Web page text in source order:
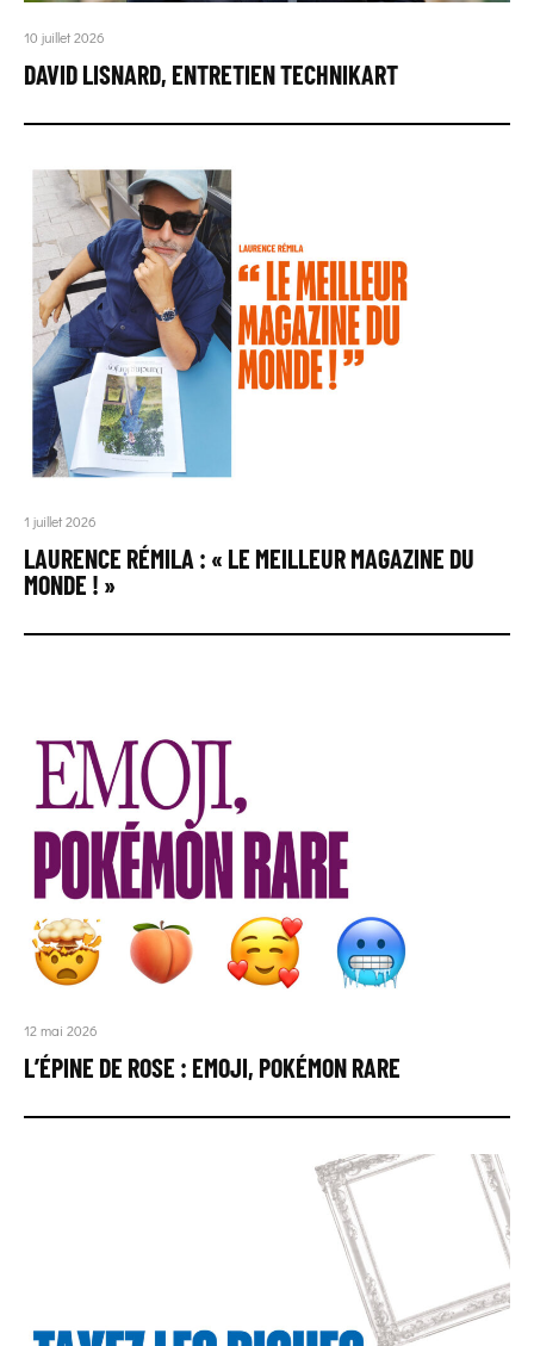
10 juillet 2026
DAVID LISNARD, ENTRETIEN TECHNIKART
1 juillet 2026
LAURENCE RÉMILA : « LE MEILLEUR MAGAZINE DU
MONDE ! »
12 mai 2026
L’ÉPINE DE ROSE : EMOJI, POKÉMON RARE